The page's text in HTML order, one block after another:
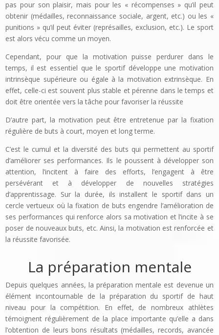
pas pour son plaisir, mais pour les « récompenses » qu’il peut
obtenir (médailles, reconnaissance sociale, argent, etc.) ou les «
punitions » qu’il peut éviter (représailles, exclusion, etc.). Le sport
est alors vécu comme un moyen.
Cependant, pour que la motivation puisse perdurer dans le
temps, il est essentiel que le sportif développe une motivation
intrinsèque supé­rieure ou égale à la motivation extrinsèque. En
effet, celle-ci est souvent plus stable et pérenne dans le temps et
doit être orientée vers la tâche pour favoriser la réussite
D’autre part, la motivation peut être entretenue par la fixation
régulière de buts à court, moyen et long terme.
C’est le cumul et la diversité des buts qui permettent au sportif
d’améliorer ses performances. Ils le poussent à développer son
atten­tion, l’incitent à faire des efforts, l’engagent à être
persévérant et à développer de nouvelles stratégies
d’apprentissage. Sur la durée, ils installent le sportif dans un
cercle vertueux où la fixation de buts engendre l’amélioration de
ses performances qui renforce alors sa motivation et l’incite à se
poser de nouveaux buts, etc. Ainsi, la motivation est renforcée et
la réussite favorisée.
La préparation mentale
Depuis quelques années, la préparation mentale est devenue un
élé­ment incontournable de la préparation du sportif de haut
niveau pour la compétition. En effet, de nombreux athlètes
témoignent régulièrement de la place importante qu’elle a dans
l’obtention de leurs bons résultats (médailles, records, avancée